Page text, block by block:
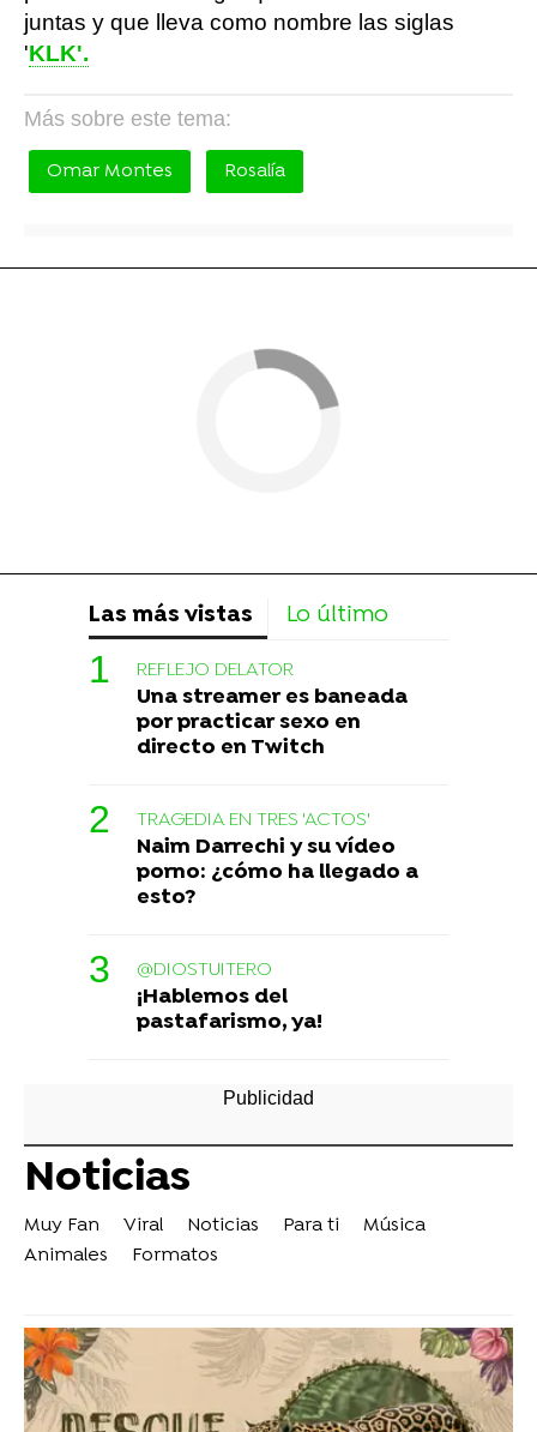
juntas y que lleva como nombre las siglas
'KLK'.
Más sobre este tema:
Omar Montes Rosalía
Las más vistas Lo último
REFLEJO DELATOR
Una streamer es baneada
por practicar sexo en
directo en Twitch
TRAGEDIA EN TRES 'ACTOS'
Naim Darrechi y su vídeo
porno: ¿cómo ha llegado a
esto?
@DIOSTUITERO
¡Hablemos del
pastafarismo, ya!
Noticias
Muy Fan Viral Noticias Para ti
Música
Animales
Formatos